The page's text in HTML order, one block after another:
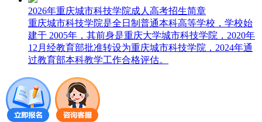
2026年重庆城市科技学院成人高考招生简章
重庆城市科技学院是全日制普通本科高等学校，学校始
建于 2005年，其前身是重庆大学城市科技学院，2020年
12月经教育部批准转设为重庆城市科技学院，2024年通
过教育部本科教学工作合格评估。